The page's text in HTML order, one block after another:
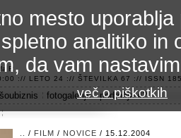
R
:// LETO 24 :// ŠTEVILKA 67 :// ISSN
šoubiznis fotogalerije
področje 42
/ FILM / NOVICE / 15.12.2004
mesto
analitiko in
da vam
več o piškotkih